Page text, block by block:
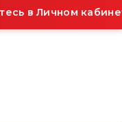
в Личном